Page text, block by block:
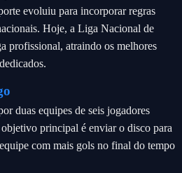
evoluiu para incorporar regras
Hoje, a Liga Nacional de
profissional, atraindo os melhores
duas equipes de seis jogadores
principal é enviar o disco para
com mais gols no final do tempo